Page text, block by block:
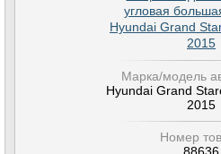
угловая
Hyundai Grand
2015
Марка/модель
Hyundai Grand
2015
Номер